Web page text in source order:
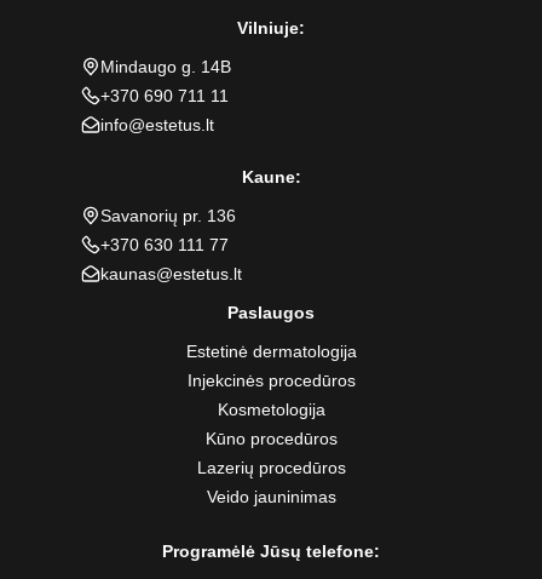
Vilniuje:
Mindaugo g. 14B
+370 690 711 11
info@estetus.lt
Kaune:
Savanorių pr. 136
+370 630 111 77
kaunas@estetus.lt
Paslaugos
Estetinė dermatologija
Injekcinės procedūros
Kosmetologija
Kūno procedūros
Lazerių procedūros
Veido jauninimas
Programėlė Jūsų telefone: